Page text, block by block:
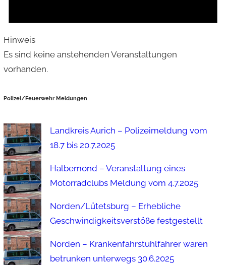
Hinweis
Es sind keine anstehenden Veranstaltungen
vorhanden.
Polizei/Feuerwehr Meldungen
Landkreis Aurich – Polizeimeldung vom
18.7 bis 20.7.2025
Halbemond – Veranstaltung eines
Motorradclubs Meldung vom 4.7.2025
Norden/Lütetsburg – Erhebliche
Geschwindigkeitsverstöße festgestellt
Norden – Krankenfahrstuhlfahrer waren
betrunken unterwegs 30.6.2025